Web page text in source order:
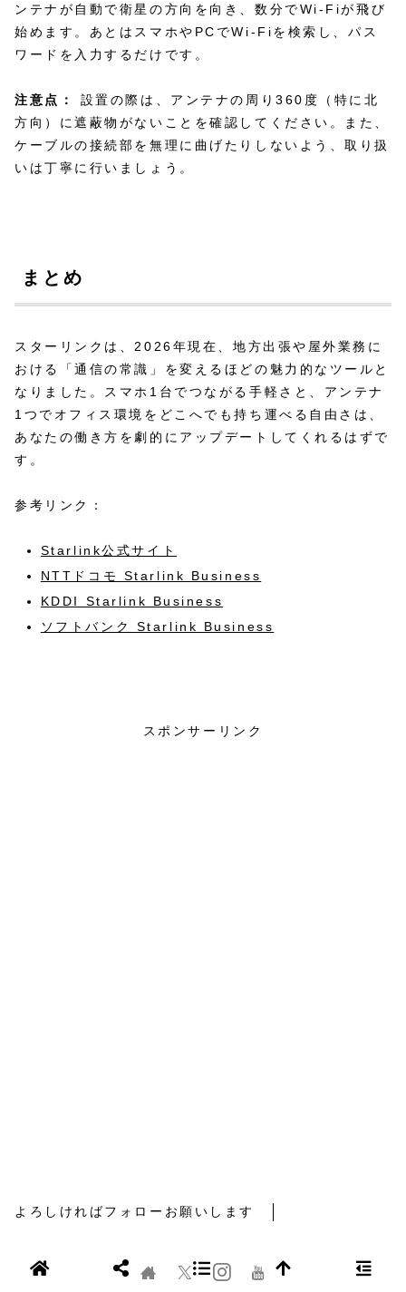
ンテナが自動で衛星の方向を向き、数分でWi-Fiが飛び
始めます。あとはスマホやPCでWi-Fiを検索し、パス
ワードを入力するだけです。
注意点：
設置の際は、アンテナの周り360度（特に北
方向）に遮蔽物がないことを確認してください。また、
ケーブルの接続部を無理に曲げたりしないよう、取り扱
いは丁寧に行いましょう。
まとめ
スターリンクは、2026年現在、地方出張や屋外業務に
おける「通信の常識」を変えるほどの魅力的なツールと
なりました。スマホ1台でつながる手軽さと、アンテナ
1つでオフィス環境をどこへでも持ち運べる自由さは、
あなたの働き方を劇的にアップデートしてくれるはずで
す。
参考リンク：
Starlink公式サイト
NTTドコモ Starlink Business
KDDI Starlink Business
ソフトバンク Starlink Business
スポンサーリンク
よろしければフォローお願いします